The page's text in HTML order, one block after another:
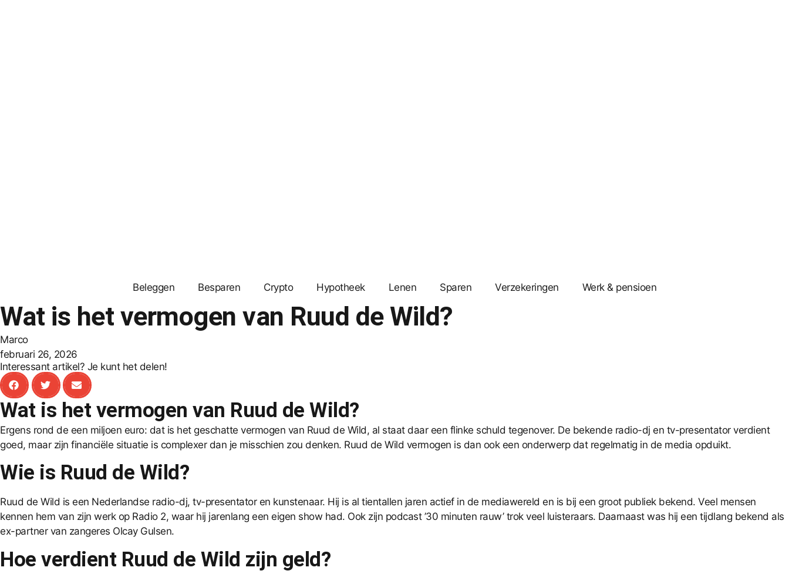
Beleggen Besparen Crypto Hypotheek Lenen Sparen Verzekeringen Werk & pensioen
Wat is het vermogen van Ruud de Wild?
Marco
februari 26, 2026
Interessant artikel? Je kunt het delen!
Wat is het vermogen van Ruud de Wild?
Ergens rond de een miljoen euro: dat is het geschatte vermogen van Ruud de Wild, al staat daar een flinke schuld tegenover. De bekende radio-dj en tv-presentator verdient
goed, maar zijn financiële situatie is complexer dan je misschien zou denken. Ruud de Wild vermogen is dan ook een onderwerp dat regelmatig in de media opduikt.
Wie is Ruud de Wild?
Ruud de Wild is een Nederlandse radio-dj, tv-presentator en kunstenaar. Hij is al tientallen jaren actief in de mediawereld en is bij een groot publiek bekend. Veel mensen
kennen hem van zijn werk op Radio 2, waar hij jarenlang een eigen show had. Ook zijn podcast ’30 minuten rauw’ trok veel luisteraars. Daarnaast was hij een tijdlang bekend als
ex-partner van zangeres Olcay Gulsen.
Hoe verdient Ruud de Wild zijn geld?